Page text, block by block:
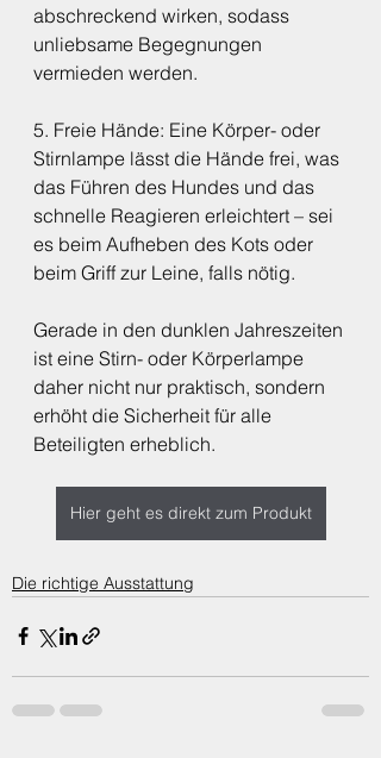
abschreckend wirken, sodass
unliebsame Begegnungen
vermieden werden.
5. Freie Hände: Eine Körper- oder
Stirnlampe lässt die Hände frei, was
das Führen des Hundes und das
schnelle Reagieren erleichtert – sei
es beim Aufheben des Kots oder
beim Griff zur Leine, falls nötig.
Gerade in den dunklen Jahreszeiten
ist eine Stirn- oder Körperlampe
daher nicht nur praktisch, sondern
erhöht die Sicherheit für alle
Beteiligten erheblich.
Hier geht es direkt zum Produkt
Die richtige Ausstattung